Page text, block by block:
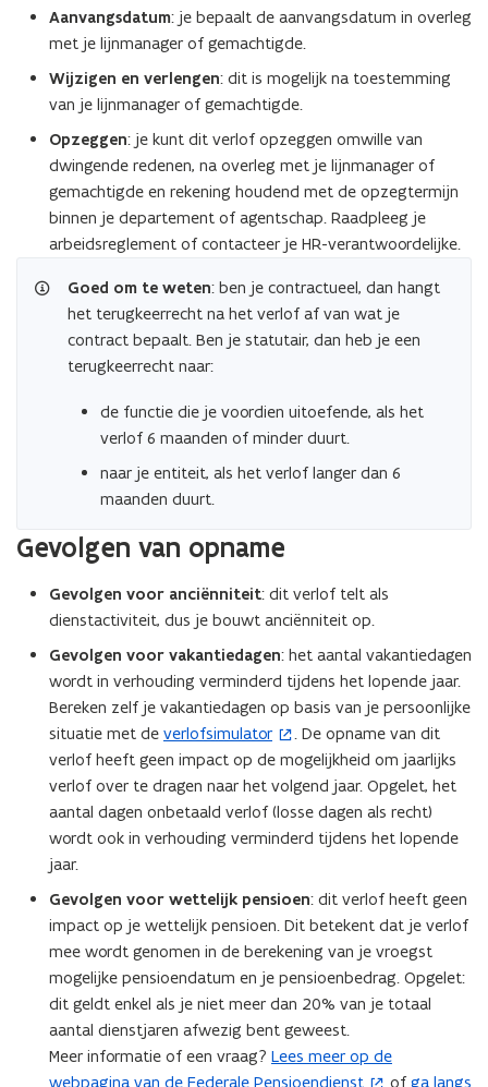
Aanvangsdatum: je bepaalt de aanvangsdatum in overleg
met je lijnmanager of gemachtigde.
Wijzigen en verlengen: dit is mogelijk na toestemming
van je lijnmanager of gemachtigde.
Opzeggen: je kunt dit verlof opzeggen omwille van
dwingende redenen, na overleg met je lijnmanager of
gemachtigde en rekening houdend met de opzegtermijn
binnen je departement of agentschap. Raadpleeg je
arbeidsreglement of contacteer je HR-verantwoordelijke.
Goed om te weten: ben je contractueel, dan hangt
het terugkeerrecht na het verlof af van wat je
contract bepaalt. Ben je statutair, dan heb je een
terugkeerrecht naar:
de functie die je voordien uitoefende, als het
verlof 6 maanden of minder duurt.
naar je entiteit, als het verlof langer dan 6
maanden duurt.
Gevolgen van opname
Gevolgen voor anciënniteit: dit verlof telt als
dienstactiviteit, dus je bouwt anciënniteit op.
Gevolgen voor vakantiedagen: het aantal vakantiedagen
wordt in verhouding verminderd tijdens het lopende jaar.
Bereken zelf je vakantiedagen op basis van je persoonlijke
situatie met de verlofsimulator
(
o
p
e
n
i
n
n
i
e
u
w
v
. De opname van dit
verlof heeft geen impact op de mogelijkheid om jaarlijks
verlof over te dragen naar het volgend jaar. Opgelet, het
aantal dagen onbetaald verlof (losse dagen als recht)
wordt ook in verhouding verminderd tijdens het lopende
jaar.
Gevolgen voor wettelijk pensioen: dit verlof heeft geen
impact op je wettelijk pensioen. Dit betekent dat je verlof
mee wordt genomen in de berekening van je vroegst
mogelijke pensioendatum en je pensioenbedrag. Opgelet:
dit geldt enkel als je niet meer dan 20% van je totaal
aantal dienstjaren afwezig bent geweest.
Meer informatie of een vraag? Lees meer op de
webpagina van de Federale Pensioendienst
(
ofga langs